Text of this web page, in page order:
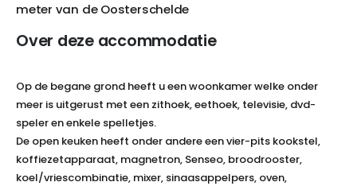
meter van de Oosterschelde
Over deze accommodatie
Op de begane grond heeft u een woonkamer welke onder
meer is uitgerust met een zithoek, eethoek, televisie, dvd-
speler en enkele spelletjes.
De open keuken heeft onder andere een vier-pits kookstel,
koffiezetapparaat, magnetron, Senseo, broodrooster,
koel/vriescombinatie, mixer, sinaasappelpers, oven,